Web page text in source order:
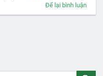
Để lại bình luận